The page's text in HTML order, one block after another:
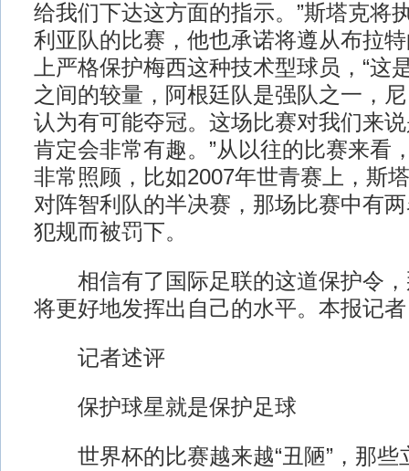
给我们下达这方面的指示。”斯塔克将
利亚队的比赛，他也承诺将遵从布拉
上严格保护梅西这种技术型球员，“这
之间的较量，阿根廷队是强队之一，
认为有可能夺冠。这场比赛对我们来
肯定会非常有趣。”从以往的比赛来看
非常照顾，比如2007年世青赛上，斯
对阵智利队的半决赛，那场比赛中有
犯规而被罚下。
相信有了国际足联的这道保护令，
将更好地发挥出自己的水平。本报记
记者述评
保护球星就是保护足球
世界杯的比赛越来越“丑陋”，那些